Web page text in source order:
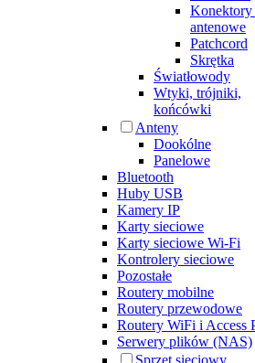
Konektory
antenowe
Patchcord
Skrętka
Światłowody
Wtyki, trójniki,
końcówki
Anteny
Dookólne
Panelowe
Bluetooth
Huby USB
Kamery IP
Karty sieciowe
Karty sieciowe Wi-Fi
Kontrolery sieciowe
Pozostałe
Routery mobilne
Routery przewodowe
Routery WiFi i Access
Serwery plików (NAS)
Sprzęt sieciowy